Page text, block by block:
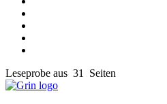
Leseprobe aus 31 Seiten